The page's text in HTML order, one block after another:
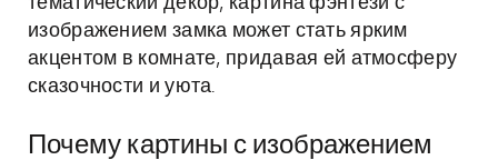
изображением замка может стать ярким
акцентом в комнате, придавая ей атмосферу
сказочности и уюта.
Почему картины с изображением